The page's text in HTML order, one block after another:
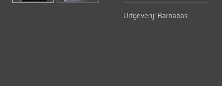
Uitgeverij: Barnabas